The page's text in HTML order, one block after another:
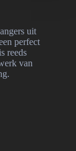
uit
perfect
reeds
van